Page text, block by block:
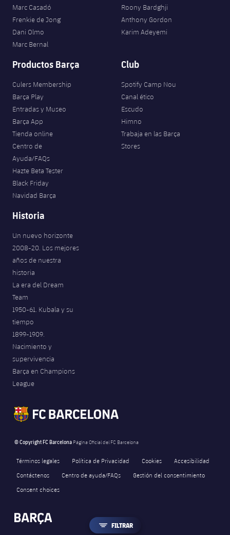
LABEL.ARIA.FILTER
FILTRAR
Marc Casadó
Frenkie de Jong
Dani Olmo
Marc Bernal
Roony Bardghji
Anthony Gordon
Karim Adeyemi
Productos Barça
Culers Membership
Barça Play
Entradas y Museo
Barça App
Tienda online
Centro de
Ayuda/FAQs
Hazte Beta Tester
Black Friday
Navidad Barça
Club
Spotify Camp Nou
Canal ético
Escudo
Himno
Trabaja en las Barça
Stores
Historia
Un nuevo horizonte
2008-20. Los mejores
años de nuestra
historia
La era del Dream
Team
1950-61. Kubala y su
tiempo
1899-1909.
Nacimiento y
supervivencia
Barça en Champions
League
© Copyright FC Barcelona Página Oficial del FC Barcelona
Términos legales Política de Privacidad Cookies
Accesibilidad
Contáctenos
Centro de ayuda/FAQs
Gestión del consentimiento
Consent choices